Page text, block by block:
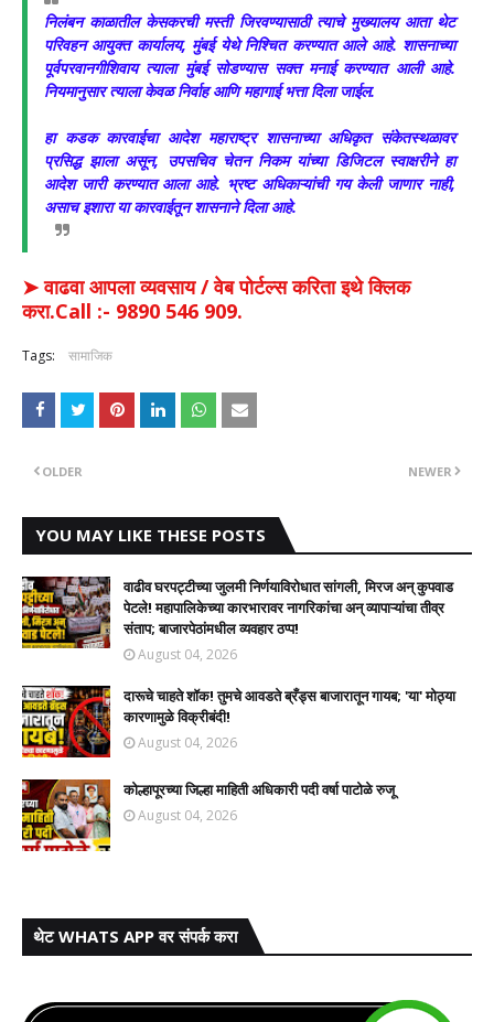
निलंबन काळातील केसकरची मस्ती जिरवण्यासाठी त्याचे मुख्यालय आता थेट
परिवहन आयुक्त कार्यालय, मुंबई येथे निश्चित करण्यात आले आहे. शासनाच्या
पूर्वपरवानगीशिवाय त्याला मुंबई सोडण्यास सक्त मनाई करण्यात आली आहे.
नियमानुसार त्याला केवळ निर्वाह आणि महागाई भत्ता दिला जाईल.
​हा कडक कारवाईचा आदेश महाराष्ट्र शासनाच्या अधिकृत संकेतस्थळावर
प्रसिद्ध झाला असून, उपसचिव चेतन निकम यांच्या डिजिटल स्वाक्षरीने हा
आदेश जारी करण्यात आला आहे. भ्रष्ट अधिकाऱ्यांची गय केली जाणार नाही,
असाच इशारा या कारवाईतून शासनाने दिला आहे.
➤ वाढवा आपला व्यवसाय / वेब पोर्टल्स करिता इथे क्लिक
करा.Call :- 9890 546 909.
Tags: सामाजिक
NEWER
OLDER
YOU MAY LIKE THESE POSTS
वाढीव घरपट्टीच्या जुलमी निर्णयाविरोधात सांगली, मिरज अन् कुपवाड
पेटले! महापालिकेच्या कारभारावर नागरिकांचा अन् व्यापाऱ्यांचा तीव्र
संताप; बाजारपेठांमधील व्यवहार ठप्प!​
August 04, 2026
दारूचे चाहते शॉक! तुमचे आवडते ब्रँड्स बाजारातून गायब; 'या' मोठ्या
कारणामुळे विक्रीबंदी!
August 04, 2026
कोल्हापूरच्या जिल्हा माहिती अधिकारी पदी वर्षा पाटोळे रुजू
August 04, 2026
थेट WHATS APP वर संपर्क करा